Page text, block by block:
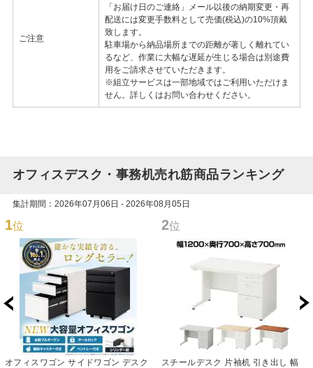
ご注意
「お届け日のご連絡」メール以後の納期変更・再
配送には変更手数料として売価(税込)の10%頂戴
致します。
駐車場から納品場所までの距離が著しく離れてい
るなど、作業に大幅な遅延が生じる場合は別途費
用をご請求させていただきます。
※組立サービスは一部地域ではご利用いただけま
せん。詳しくはお問い合わせください。
オフィスデスク・事務机売れ筋商品ランキング
集計期間：2026年07月06日 - 2026年08月05日
1位
オフィスワゴン サイドワゴン デスク
2位
スチールデスク 片袖机 引き出し 幅